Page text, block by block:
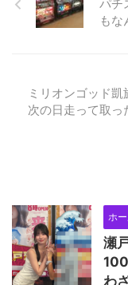
パチ
もな
ミリオンゴッド
次の日走って取
ホ
瀬
わ